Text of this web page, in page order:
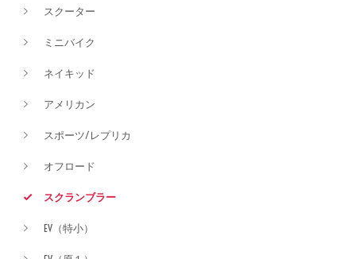
スクーター
ミニバイク
ネイキッド
アメリカン
スポーツ/レプリカ
オフロード
スクランブラー
EV（特小）
価格